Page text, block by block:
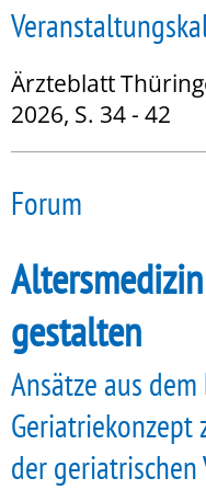
Ärzteblatt
2026, S. 34 - 42
Forum
gestalten
Ansätze aus
Geriatriekonzept
der